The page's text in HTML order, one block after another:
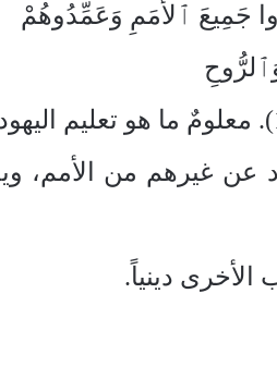
جَمِيعَ ٱلأُمَمِ وَعَمِّدُوهُمْ
عن غيرهم من
دينياً.